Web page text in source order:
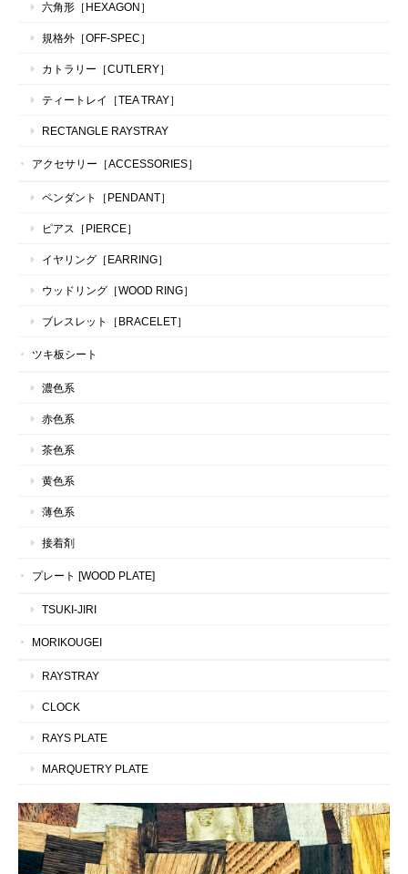
六角形［HEXAGON］
規格外［OFF-SPEC］
カトラリー［CUTLERY］
ティートレイ［TEA TRAY］
RECTANGLE RAYSTRAY
アクセサリー［ACCESSORIES］
ペンダント［PENDANT］
ピアス［PIERCE］
イヤリング［EARRING］
ウッドリング［WOOD RING］
ブレスレット［BRACELET］
ツキ板シート
濃色系
赤色系
茶色系
黄色系
薄色系
接着剤
プレート [WOOD PLATE]
TSUKI-JIRI
MORIKOUGEI
RAYSTRAY
CLOCK
RAYS PLATE
MARQUETRY PLATE